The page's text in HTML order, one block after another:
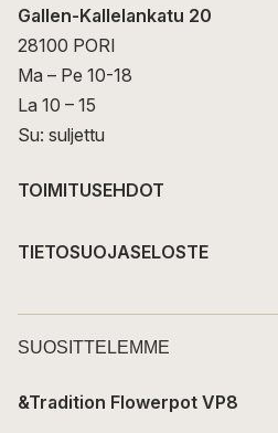
Gallen-Kallelankatu 20
28100 PORI
Ma – Pe 10-18
La 10 – 15
Su: suljettu
TOIMITUSEHDOT
TIETOSUOJASELOSTE
SUOSITTELEMME
&Tradition Flowerpot VP8